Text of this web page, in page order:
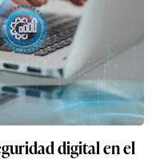
digital en el